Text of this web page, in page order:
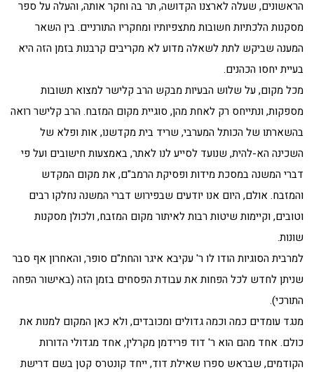
הראשונים, שעלה לארצנו הקדושה, תר בה וחקר אותה, והעלה על ספר
מסקנות הלכתיות חשובות מתצפיותיו ומחקריו התורניים. בין השאר
המענה שביקש לתת לשאלה מדוע לא מקריבים קרבנות בזמן הזה היא
בעיית יחסו הכהנים.
מכל מקום, על שלוש הבעיות מבקש הרב קלישר למצוא תשובות
מספקות, ונתייחס רק לאחת מהן, סוגיית מקום המזבח. הרב קלישר רואה
בהשארתו של הכותל המערבי, שריד בית מקדשנו, אות ופלא של
השכינה הא-להית, שנועד לסייע לנו לאתר, באמצעות חישובים ועל פי
דברי המשנה במסכת מידות ופסיקת הרמב"ם, את מקום המקדש
והמזבח. אולם, היום אנו יודעים שבפירוש דברי המשנה נחלקו רבים
וטובים, וקיימות שיטות רבות לאיתור מקום המזבח, ולכולן מסקנות
שונות.
למרבית הסוגיות הודו לו ר' עקיבא איגר והחת"ם סופר, והאחרון אף סבר
שניתן לחדש לכל הפחות את עבודת הפסחים בזמן הזה (באישור הפחה
התורכי).
מנגד עומדים כמה וכמה גדולים ומכובדים, ולא כאן המקום למנות את
כולם. אחד מהם הוא ר' דוד פרידמן מקרלין, אחד מגדולי הדורות
הקודמים, שבראש ספרו שאילת דוד, ייחד קונטרס קטן בשם דרישת